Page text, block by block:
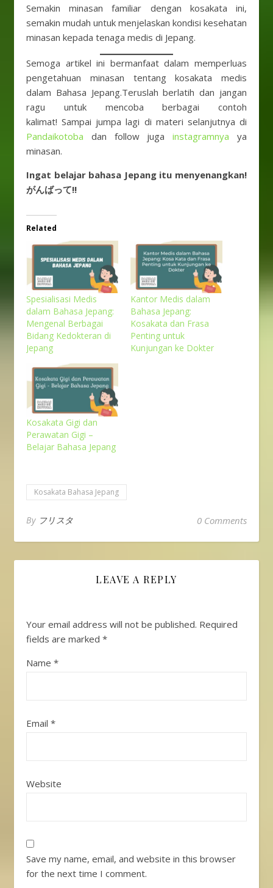
Semakin minasan familiar dengan kosakata ini,
semakin mudah untuk menjelaskan kondisi kesehatan
minasan kepada tenaga medis di Jepang.
Semoga artikel ini bermanfaat dalam memperluas
pengetahuan minasan tentang kosakata medis
dalam Bahasa Jepang.Teruslah berlatih dan jangan
ragu untuk mencoba berbagai contoh
kalimat! Sampai jumpa lagi di materi selanjutnya di
Pandaikotoba dan follow jugainstagramnya ya
minasan.
Ingat belajar bahasa Jepang itu menyenangkan!
がんばって!!
Related
Spesialisasi Medis
dalam Bahasa Jepang:
Mengenal Berbagai
Bidang Kedokteran di
Jepang
Kantor Medis dalam
Bahasa Jepang:
Kosakata dan Frasa
Penting untuk
Kunjungan ke Dokter
Kosakata Gigi dan
Perawatan Gigi –
Belajar Bahasa Jepang
Kosakata Bahasa Jepang
By フリスタ 0 Comments
LEAVE A REPLY
Your email address will not be published. Required
fields are marked *
Name *
Email *
Website
Save my name, email, and website in this browser
for the next time I comment.